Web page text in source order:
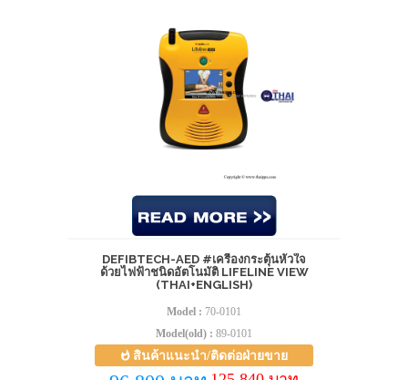
DEFIBTECH-AED #เครื่องกระตุ้นหัวใจ
ด้วยไฟฟ้าชนิดอัตโนมัติ LIFELINE VIEW
(THAI+ENGLISH)
Model : 70-0101
Model(old) : 89-0101
สินค้าแนะนำ/ติดต่อฝ่ายขาย